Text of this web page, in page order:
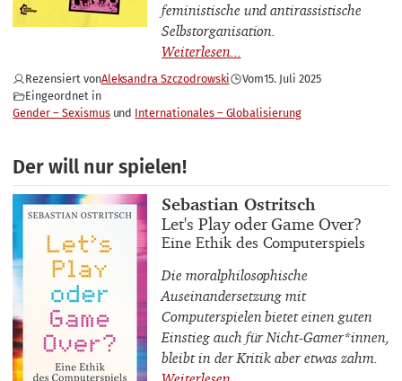
feministische und antirassistische
Selbstorganisation.
Rezensiert vonAleksandra Szczodrowski Vom15. Juli 2025
Eingeordnet in
Gender – Sexismus
Internationales – Globalisierung
Der will nur spielen!
Buchautor_innen
Sebastian Ostritsch
Buchtitel
Let's Play oder Game Over?
Buchuntertitel
Eine Ethik des Computerspiels
Die moralphilosophische
Auseinandersetzung mit
Computerspielen bietet einen guten
Einstieg auch für Nicht-Gamer*innen,
bleibt in der Kritik aber etwas zahm.